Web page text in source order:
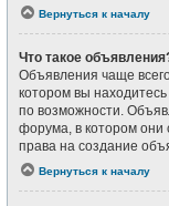
Вернуться к началу
Что такое
Объявления чаще
котором вы
по возможности.
форума, в котором они
права на создание
Вернуться к началу